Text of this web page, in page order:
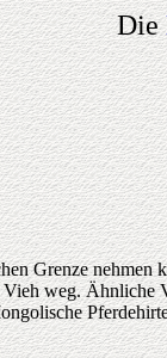
Die
Grenze nehmen
weg. Ähnliche